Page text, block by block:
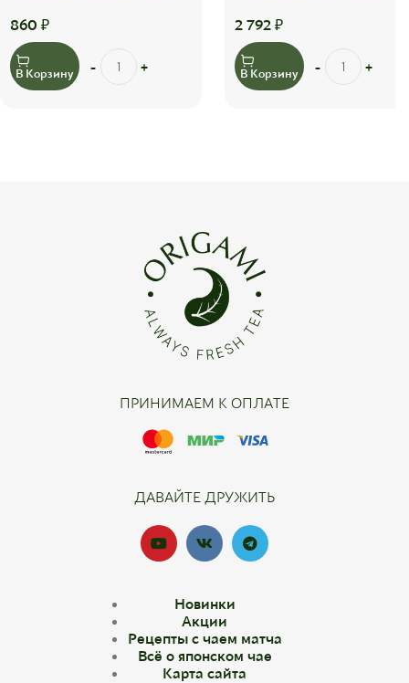
860 ₽
В Корзину
2 792 ₽
В Корзину
ПРИНИМАЕМ К ОПЛАТЕ
ДАВАЙТЕ ДРУЖИТЬ
Новинки
Акции
Рецепты с чаем матча
Всё о японском чае
Карта сайта